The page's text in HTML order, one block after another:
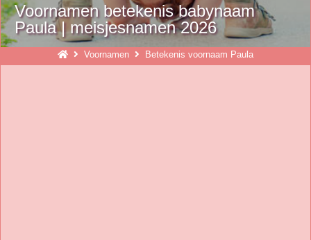
Voornamen betekenis babynaam
Paula | meisjesnamen 2026
Voornamen Betekenis voornaam Paula